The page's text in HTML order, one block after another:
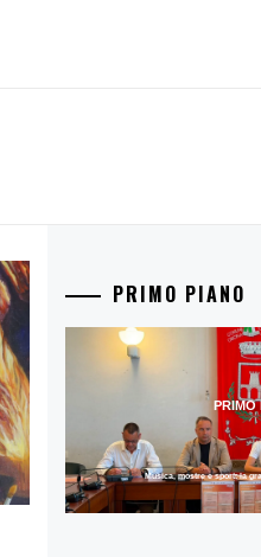
PRIMO PIANO
Musica, mostre e sport: la
PRIMO